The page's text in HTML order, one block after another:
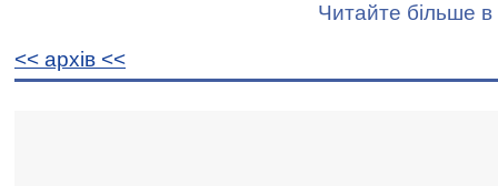
Читайте більше в
<< архiв <<